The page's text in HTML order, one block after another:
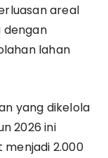
areal
dengan
lahan
yang dikelola
2026 ini
2.000